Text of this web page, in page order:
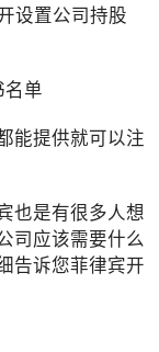
设置公司持股
名单
能提供就可以注
也是有很多人想
司应该需要什么
告诉您菲律宾开